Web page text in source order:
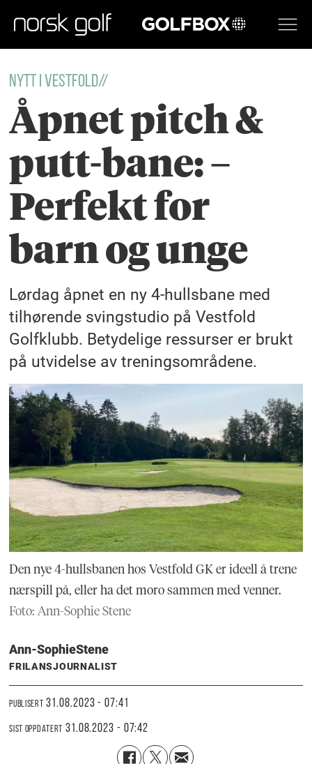
GOLFBOX
NYTT I VESTFOLD//
Åpnet pitch &
putt-bane: –
Perfekt for
barn og unge
Lørdag åpnet en ny 4-hullsbane med
tilhørende svingstudio på Vestfold
Golfklubb. Betydelige ressurser er brukt
på utvidelse av treningsområdene.
Den nye 4-hullsbanen hos Vestfold GK er ideell å trene
nærspill på, eller ha det moro sammen med venner.
Foto: Ann-Sophie Stene
Ann-SophieStene
FRILANSJOURNALIST
PUBLISERT 31.08.2023 - 07:41
SIST OPPDATERT 31.08.2023 - 07:42